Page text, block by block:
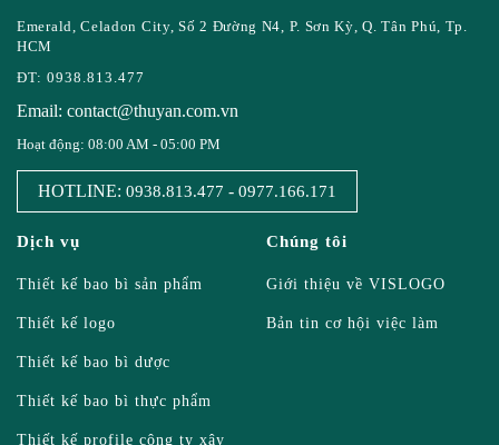
Emerald, Celadon City, Số 2 Đường N4, P. Sơn Kỳ, Q. Tân Phú, Tp.
HCM
ĐT: 0938.813.477
Email: contact@thuyan.com.vn
Hoạt động: 08:00 AM - 05:00 PM
HOTLINE: 0938.813.477 - 0977.166.171
Dịch vụ
Thiết kế bao bì sản phẩm
Thiết kế logo
Thiết kế bao bì dược
Thiết kế bao bì thực phẩm
Thiết kế profile công ty xây
Chúng tôi
Giới thiệu về VISLOGO
Bản tin cơ hội việc làm